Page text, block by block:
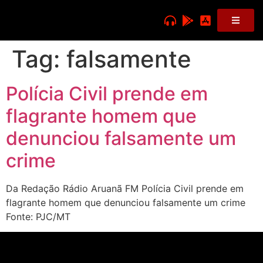
Tag: falsamente
Polícia Civil prende em
flagrante homem que
denunciou falsamente um
crime
Da Redação Rádio Aruanã FM Polícia Civil prende em
flagrante homem que denunciou falsamente um crime
Fonte: PJC/MT